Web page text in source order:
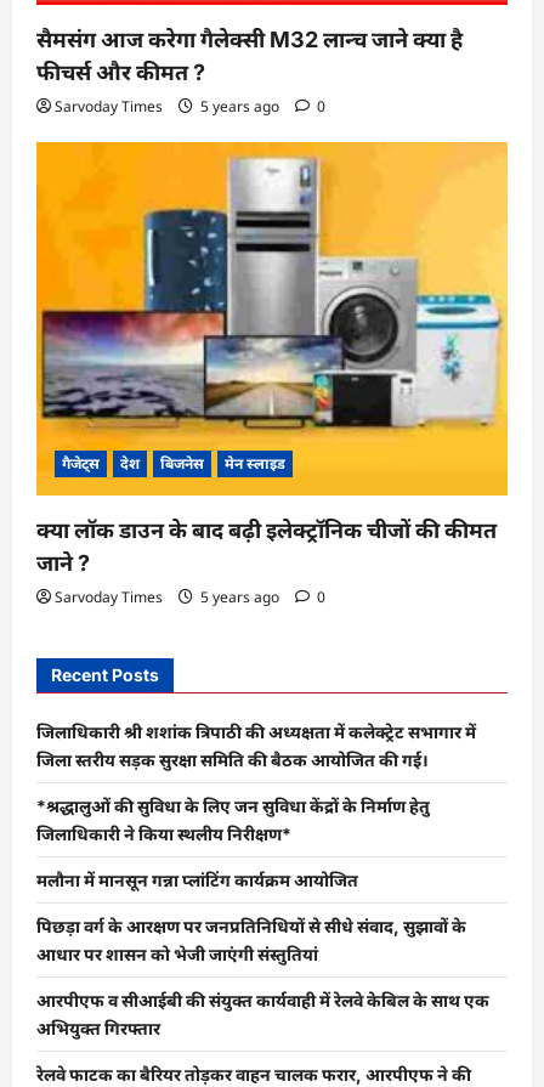
सैमसंग आज करेगा गैलेक्सी M32 लान्च जाने क्या है
फीचर्स और कीमत ?
Sarvoday Times 5 years ago 0
गैजेट्स देश बिजनेस मेन स्लाइड
क्या लॉक डाउन के बाद बढ़ी इलेक्ट्रॉनिक चीजों की कीमत
जाने ?
Sarvoday Times 5 years ago 0
Recent Posts
जिलाधिकारी श्री शशांक त्रिपाठी की अध्यक्षता में कलेक्ट्रेट सभागार में
जिला स्तरीय सड़क सुरक्षा समिति की बैठक आयोजित की गई।
*श्रद्धालुओं की सुविधा के लिए जन सुविधा केंद्रों के निर्माण हेतु
जिलाधिकारी ने किया स्थलीय निरीक्षण*
मलौना में मानसून गन्ना प्लांटिंग कार्यक्रम आयोजित
पिछड़ा वर्ग के आरक्षण पर जनप्रतिनिधियों से सीधे संवाद, सुझावों के
आधार पर शासन को भेजी जाएंगी संस्तुतियां
आरपीएफ व सीआईबी की संयुक्त कार्यवाही में रेलवे केबिल के साथ एक
अभियुक्त गिरफ्तार
रेलवे फाटक का बैरियर तोड़कर वाहन चालक फरार, आरपीएफ ने की